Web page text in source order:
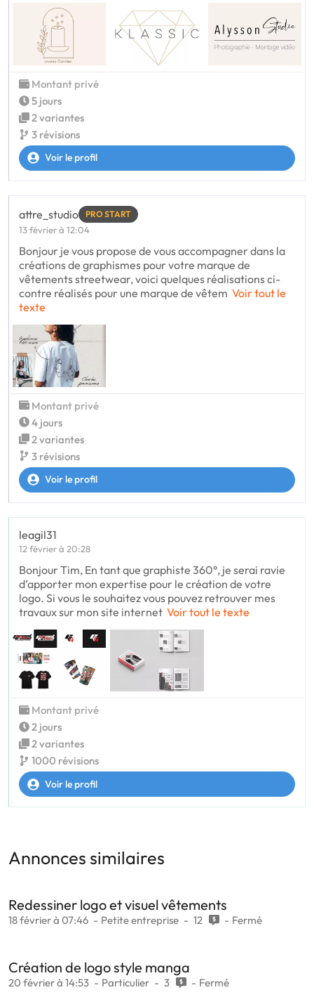
Montant privé
5 jours
2 variantes
3 révisions
Voir le profil
attre_studio PRO START
13 février à 12:04
Bonjour je vous propose de vous accompagner dans la
créations de graphismes pour votre marque de
vêtements streetwear, voici quelques réalisations ci-
contre réalisés pour une marque de vêtem Voir tout le
texte
Montant privé
4 jours
2 variantes
3 révisions
Voir le profil
leagil31
12 février à 20:28
Bonjour Tim, En tant que graphiste 360°, je serai ravie
d’apporter mon expertise pour le création de votre
logo. Si vous le souhaitez vous pouvez retrouver mes
travaux sur mon site internet Voir tout le texte
Montant privé
2 jours
2 variantes
1000 révisions
Voir le profil
Annonces similaires
Redessiner logo et visuel vêtements
18 février à 07:46 Petite entreprise 12 Fermé
Création de logo style manga
20 février à 14:53 Particulier 3 Fermé